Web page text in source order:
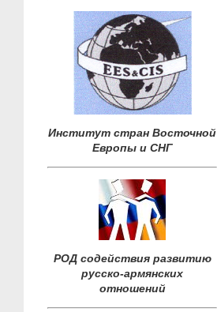
Институт стран Восточной
Европы и СНГ
РОД содействия развитию
русско-армянских
отношений